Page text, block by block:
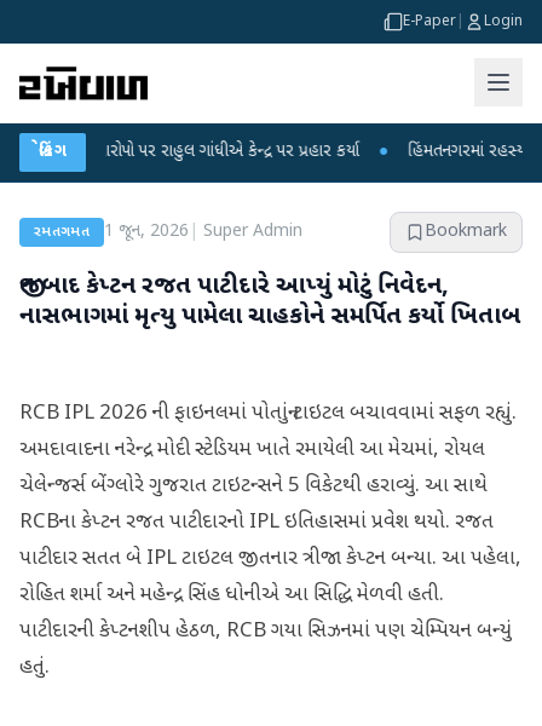
E-Paper Login
બ્રેકિંગ
આરોપો પર રાહુલ ગાંધીએ કેન્દ્ર પર પ્રહાર કર્યા ● હિંમતનગરમાં રહસ્યમય વાયરસ
રમતગમત 1 જૂન, 2026 Super Admin Bookmark
જીત બાદ કેપ્ટન રજત પાટીદારે આપ્યું મોટું નિવેદન,
નાસભાગમાં મૃત્યુ પામેલા ચાહકોને સમર્પિત કર્યો ખિતાબ
RCB IPL 2026 ની ફાઇનલમાં પોતાનું ટાઇટલ બચાવવામાં સફળ રહ્યું.
અમદાવાદના નરેન્દ્ર મોદી સ્ટેડિયમ ખાતે રમાયેલી આ મેચમાં, રોયલ
ચેલેન્જર્સ બેંગ્લોરે ગુજરાત ટાઇટન્સને 5 વિકેટથી હરાવ્યું. આ સાથે
RCBના કેપ્ટન રજત પાટીદારનો IPL ઇતિહાસમાં પ્રવેશ થયો. રજત
પાટીદાર સતત બે IPL ટાઇટલ જીતનાર ત્રીજા કેપ્ટન બન્યા. આ પહેલા,
રોહિત શર્મા અને મહેન્દ્ર સિંહ ધોનીએ આ સિદ્ધિ મેળવી હતી.
પાટીદારની કેપ્ટનશીપ હેઠળ, RCB ગયા સિઝનમાં પણ ચેમ્પિયન બન્યું
હતું.